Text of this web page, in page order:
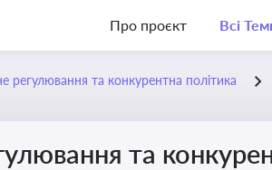
Про проєкт Всі
регулювання та конкурентна політика
та